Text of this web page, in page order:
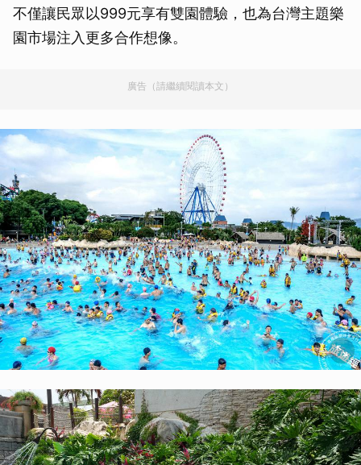
不僅讓民眾以999元享有雙園體驗，也為台灣主題樂
園市場注入更多合作想像。
廣告（請繼續閱讀本文）